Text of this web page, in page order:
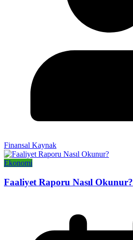
Finansal Kaynak
Ekonomi
Faaliyet Raporu Nasıl Okunur?